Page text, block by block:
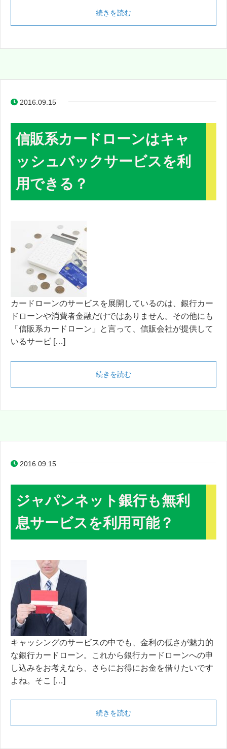
続きを読む
2016.09.15
信販系カードローンはキャ
ッシュバックサービスを利
用できる？
カードローンのサービスを展開しているのは、銀行カー
ドローンや消費者金融だけではありません。その他にも
「信販系カードローン」と言って、信販会社が提供して
いるサービ […]
続きを読む
2016.09.15
ジャパンネット銀行も無利
息サービスを利用可能？
キャッシングのサービスの中でも、金利の低さが魅力的
な銀行カードローン。これから銀行カードローンへの申
し込みをお考えなら、さらにお得にお金を借りたいです
よね。そこ […]
続きを読む